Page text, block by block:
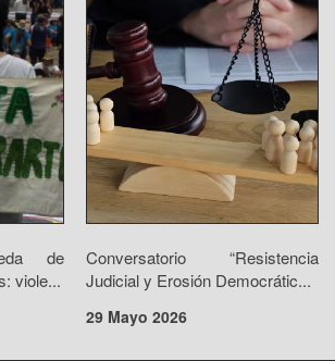
de
viole...
Conversatorio “Resistencia
Judicial y Erosión Democrátic...
29 Mayo 2026